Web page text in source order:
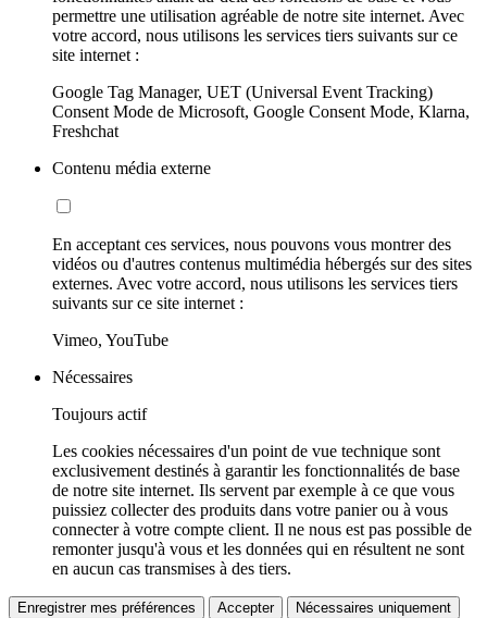
permettre une utilisation agréable de notre site internet. Avec
votre accord, nous utilisons les services tiers suivants sur ce
site internet :
Google Tag Manager, UET (Universal Event Tracking)
Consent Mode de Microsoft, Google Consent Mode, Klarna,
Freshchat
Contenu média externe
En acceptant ces services, nous pouvons vous montrer des
vidéos ou d'autres contenus multimédia hébergés sur des sites
externes. Avec votre accord, nous utilisons les services tiers
suivants sur ce site internet :
Vimeo, YouTube
Nécessaires
Toujours actif
Les cookies nécessaires d'un point de vue technique sont
exclusivement destinés à garantir les fonctionnalités de base
de notre site internet. Ils servent par exemple à ce que vous
puissiez collecter des produits dans votre panier ou à vous
connecter à votre compte client. Il ne nous est pas possible de
remonter jusqu'à vous et les données qui en résultent ne sont
en aucun cas transmises à des tiers.
Enregistrer mes préférences Accepter Nécessaires uniquement